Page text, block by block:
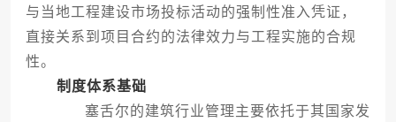
与当地工程建设市场投标活动的强制性准入凭证，
直接关系到项目合约的法律效力与工程实施的合规
性。
制度体系基础
塞舌尔的建筑行业管理主要依托于其国家发